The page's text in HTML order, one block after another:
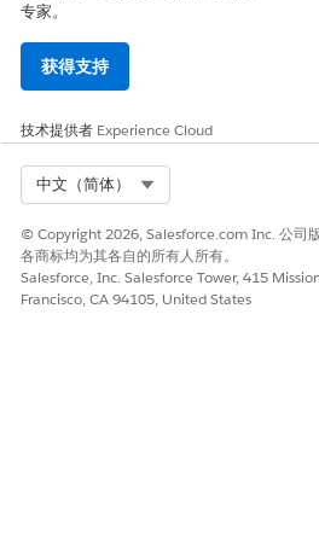
专家。
获得支持
技术提供者 Experience Cloud
中文（简体）
© Copyright 2026, Salesforce.com Inc. 公司
各商标均为其各自的所有人所有。
Salesforce, Inc. Salesforce Tower, 415
Francisco, CA 94105, United States